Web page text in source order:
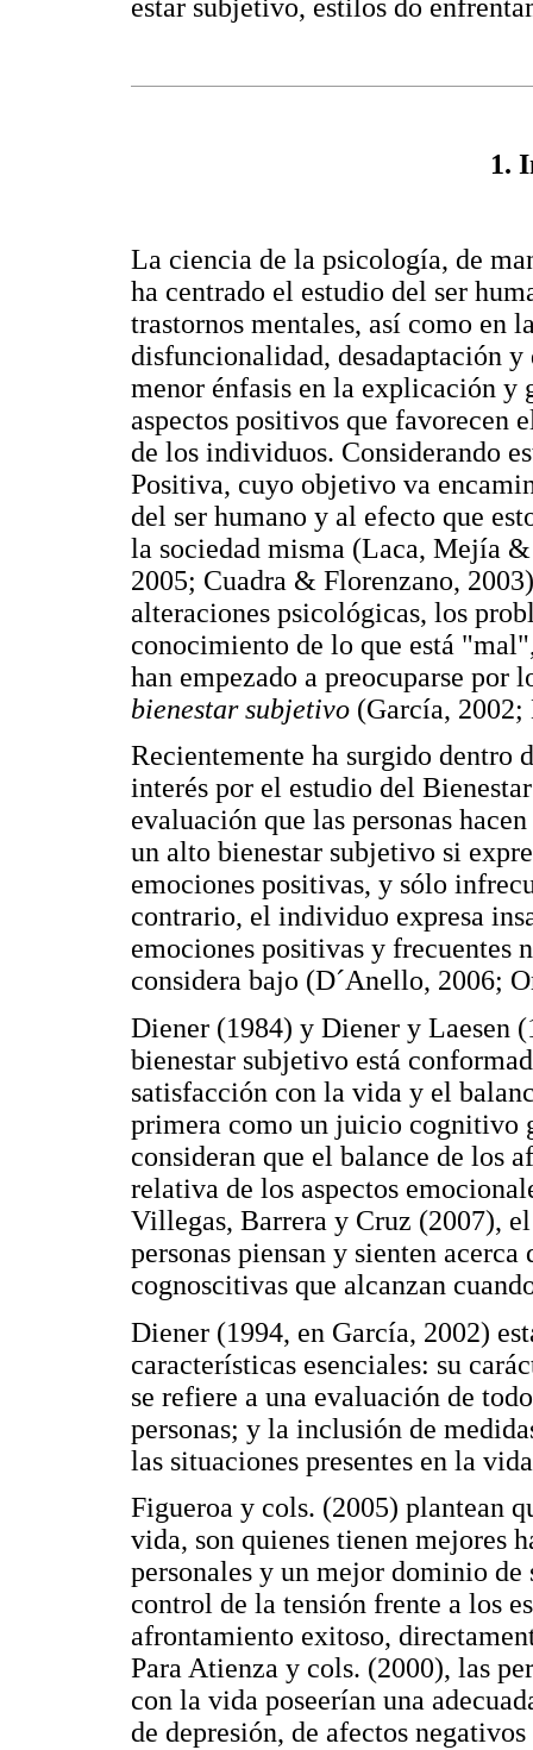
estar subjetivo, estilos do
1.
La ciencia de la psicología, de
ha centrado el estudio del ser
trastornos mentales, así como en
disfuncionalidad, desadaptación
menor énfasis en la explicación y
aspectos positivos que favorecen
de los individuos. Considerando
Positiva, cuyo objetivo va
del ser humano y al efecto que
la sociedad misma (Laca, Mejía
2005; Cuadra & Florenzano,
alteraciones psicológicas, los
conocimiento de lo que está
han empezado a preocuparse por
bienestar subjetivo (García,
Recientemente ha surgido dentro
interés por el estudio del
evaluación que las personas
un alto bienestar subjetivo si
emociones positivas, y sólo
contrario, el individuo expresa
emociones positivas y frecuentes
considera bajo (D´Anello, 2006;
Diener (1984) y Diener y Laesen
bienestar subjetivo está
satisfacción con la vida y el
primera como un juicio cognitivo
consideran que el balance de los
relativa de los aspectos
Villegas, Barrera y Cruz (2007),
personas piensan y sienten
cognoscitivas que alcanzan
Diener (1994, en García, 2002)
características esenciales: su
se refiere a una evaluación de
personas; y la inclusión de
las situaciones presentes en la
Figueroa y cols. (2005) plantean
vida, son quienes tienen mejores
personales y un mejor dominio de
control de la tensión frente a los
afrontamiento exitoso,
Para Atienza y cols. (2000), las
con la vida poseerían una
de depresión, de afectos